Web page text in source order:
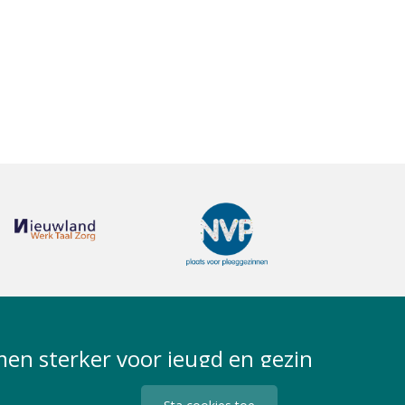
sterker voor jeugd en gezin